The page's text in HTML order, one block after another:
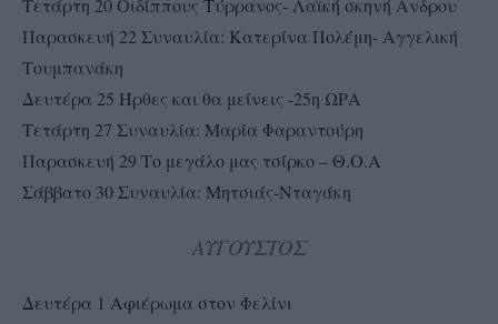
Παρασκευή 22 Συναυλία: Κατερίνα Πολέμη- Αγγελική
Τουμπανάκη
Δευτέρα 25 Ήρθες και θα μείνεις -25η ΩΡΑ
Τετάρτη 27 Συναυλία: Μαρία Φαραντούρη
Παρασκευή 29 Το μεγάλο μας τσίρκο – Θ.Ο.Α
Σάββατο 30 Συναυλία: Μητσιάς-Νταγάκη
ΑΥΓΟΥΣΤΟΣ
Δευτέρα 1 Αφιέρωμα στον Φελίνι